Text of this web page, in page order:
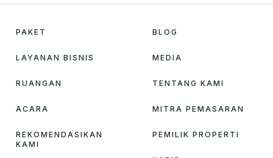
PAKET
LAYANAN BISNIS
RUANGAN
ACARA
REKOMENDASIKAN
KAMI
BLOG
MEDIA
TENTANG KAMI
MITRA PEMASARAN
PEMILIK PROPERTI